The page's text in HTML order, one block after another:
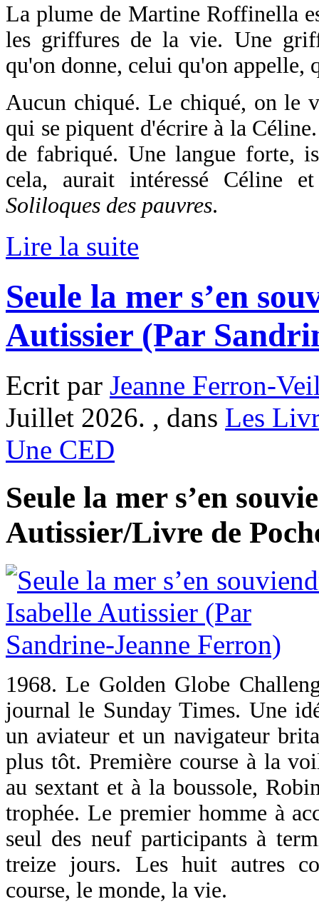
La plume de Martine Roffinella
les griffures de la vie. Une
qu'on donne, celui qu'on appelle,
Aucun chiqué. Le chiqué, on le
qui se piquent d'écrire à la
de fabriqué. Une langue forte,
cela, aurait intéressé Céline
Soliloques des pauvres.
Lire la suite
Seule la mer s’en
Autissier (Par
Ecrit par Jeanne Ferron-
Juillet 2026. , dans Les
Une CED
Seule la mer s’en
Autissier/Livre de
1968. Le Golden Globe
journal le Sunday Times. Une
un aviateur et un navigateur
plus tôt. Première course à la
au sextant et à la boussole,
trophée. Le premier homme à
seul des neuf participants à
treize jours. Les huit autres
course, le monde, la vie.